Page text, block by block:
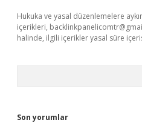
Hukuka ve yasal düzenlemelere
içerikleri,
halinde, ilgili içerikler yasal süre
Son yorumlar